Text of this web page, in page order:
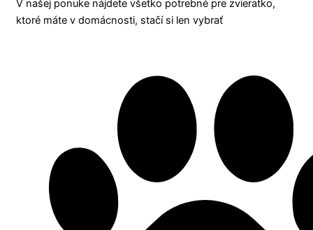
V našej ponuke nájdete všetko potrebné pre zvieratko,
ktoré máte v domácnosti, stačí si len vybrať